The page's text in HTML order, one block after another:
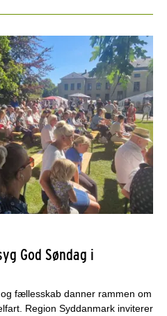
God Søndag i
fællesskab danner rammen om
Region Syddanmark inviterer